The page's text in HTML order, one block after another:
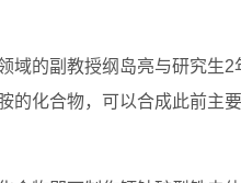
域的副教授纲岛亮与研究生
的化合物，可以合成此前主